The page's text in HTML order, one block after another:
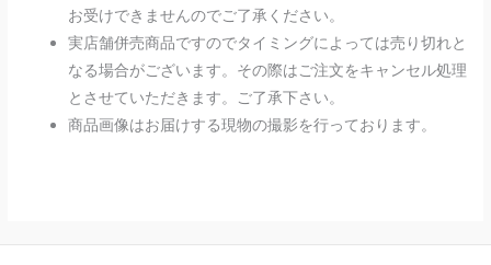
お受けできませんのでご了承ください。
実店舗併売商品ですのでタイミングによっては売り切れと
なる場合がございます。その際はご注文をキャンセル処理
とさせていただきます。ご了承下さい。
商品画像はお届けする現物の撮影を行っております。